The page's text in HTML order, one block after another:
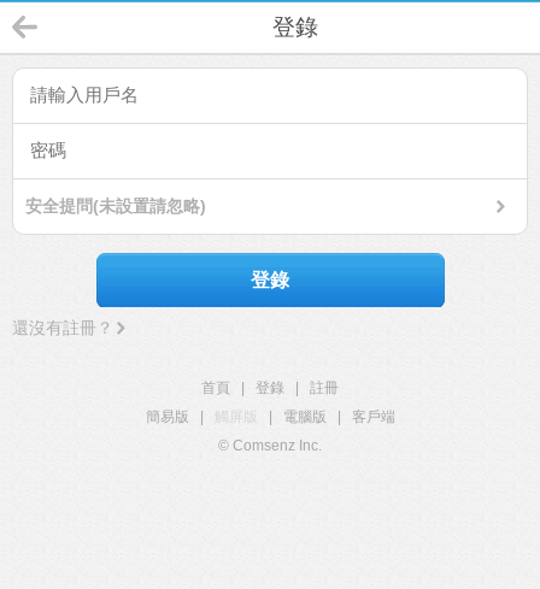
登錄
安全提問(未設置請忽略)
登錄
還沒有註冊？
首頁 登錄
註冊
簡易版
觸屏版 電腦版
客戶端
© Comsenz Inc.